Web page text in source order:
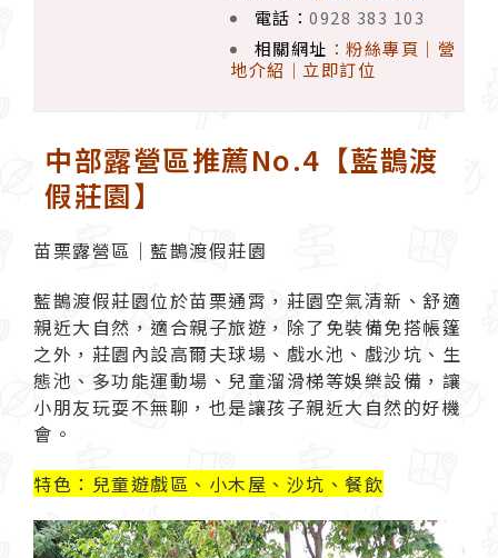
電話：0928 383 103
相關網址 ：粉絲專頁 ｜ 營
地介紹 ｜ 立即訂位
中部露營區推薦No.4【藍鵲渡
假莊園】
苗栗露營區｜藍鵲渡假莊園
藍鵲渡假莊園位於苗栗通霄，莊園空氣清新、舒適
親近大自然，適合親子旅遊，除了免裝備免搭帳篷
之外，莊園內設高爾夫球場、戲水池、戲沙坑、生
態池、多功能運動場、兒童溜滑梯等娛樂設備，讓
小朋友玩耍不無聊，也是讓孩子親近大自然的好機
會。
特色：兒童遊戲區、小木屋、沙坑、餐飲